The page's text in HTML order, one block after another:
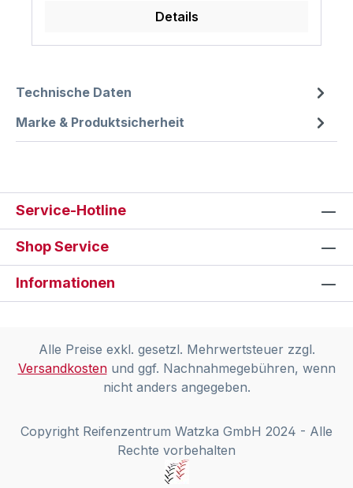
Details
Technische Daten
Marke & Produktsicherheit
Service-Hotline
Shop Service
Informationen
Alle Preise exkl. gesetzl. Mehrwertsteuer zzgl.
Versandkostenund ggf. Nachnahmegebühren, wenn
nicht anders angegeben.
Copyright Reifenzentrum Watzka GmbH 2024 - Alle
Rechte vorbehalten